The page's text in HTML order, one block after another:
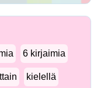
6 kirjaimia
kielellä